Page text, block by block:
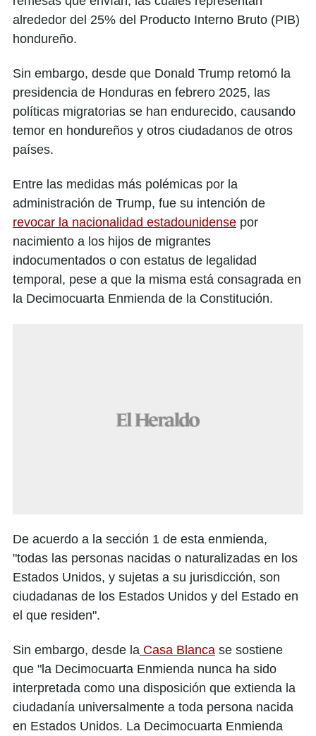
alrededor del 25% del Producto Interno Bruto (PIB)
hondureño.
Sin embargo, desde que Donald Trump retomó la
presidencia de Honduras en febrero 2025, las
políticas migratorias se han endurecido, causando
temor en hondureños y otros ciudadanos de otros
países.
Entre las medidas más polémicas por la
administración de Trump, fue su intención de
revocar la nacionalidad estadounidense por
nacimiento a los hijos de migrantes
indocumentados o con estatus de legalidad
temporal, pese a que la misma está consagrada en
la Decimocuarta Enmienda de la Constitución.
De acuerdo a la sección 1 de esta enmienda,
"todas las personas nacidas o naturalizadas en los
Estados Unidos, y sujetas a su jurisdicción, son
ciudadanas de los Estados Unidos y del Estado en
el que residen".
Sin embargo, desde la Casa Blanca se sostiene
que "la Decimocuarta Enmienda nunca ha sido
interpretada como una disposición que extienda la
ciudadanía universalmente a toda persona nacida
en Estados Unidos. La Decimocuarta Enmienda